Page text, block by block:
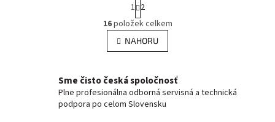
O
v
l
á
a
c
í
p
t
r
á
n
k
á
n
í
1 2
16položek celkem
NAHORU
Sme čisto česká spoločnosť
Plne profesionálna odborná servisná a technická
podpora po celom Slovensku